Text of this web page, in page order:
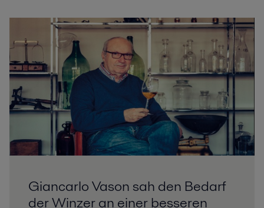
Giancarlo Vason sah den Bedarf
der Winzer an einer besseren